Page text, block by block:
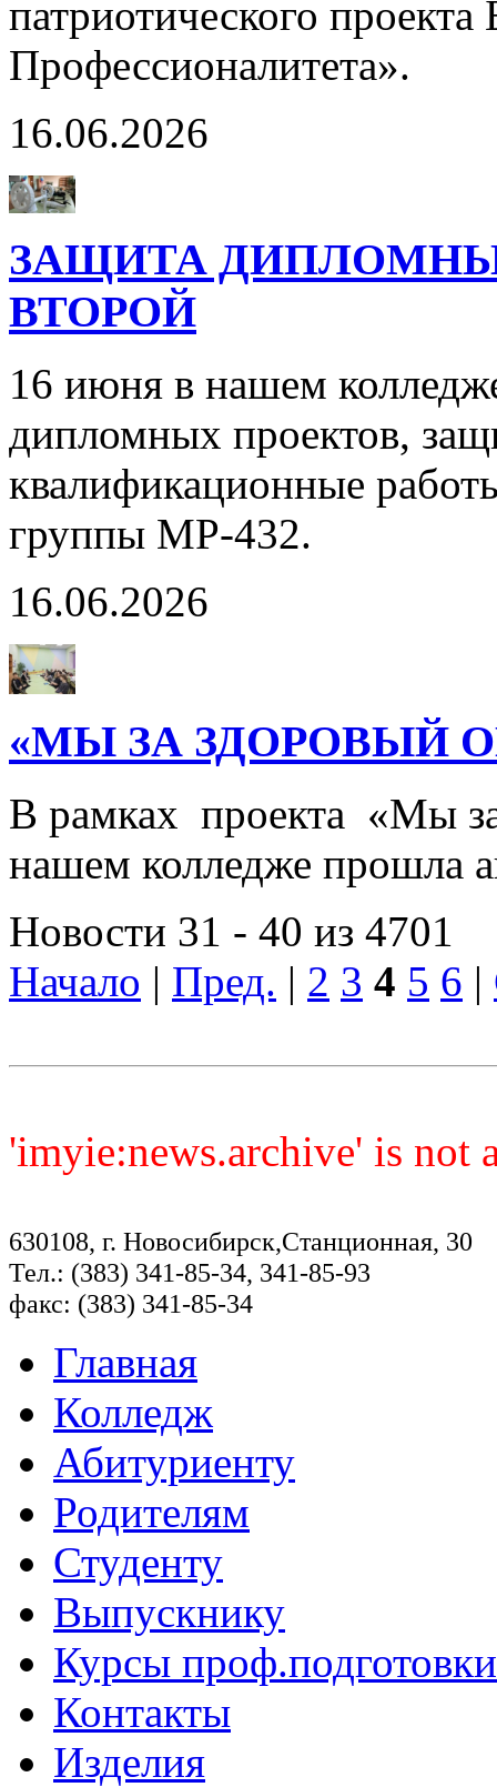
патриотического
Профессионалитета».
16.06.2026
ЗАЩИТА
ВТОРОЙ
16 июня в нашем
дипломных проектов,
квалификационные
группы МР-432.
16.06.2026
«МЫ ЗА ЗДОРОВЫЙ
В рамках проекта «Мы
нашем колледже
Новости 31 - 40 из 4701
Начало | Пред. | 2 3 4 5 6 |
'imyie:news.archive' is not
630108, г. Новосибирск,Станционная, 30
Тел.: (383) 341-85-34, 341-85-93
факс: (383) 341-85-34
Главная
Колледж
Абитуриенту
Родителям
Студенту
Выпускнику
Курсы проф.подготовки
Контакты
Изделия